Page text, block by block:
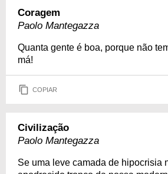
Coragem
Paolo Mantegazza
Quanta gente é boa, porque não
má!
COPIAR
Civilização
Paolo Mantegazza
Se uma leve camada de hipocrisia